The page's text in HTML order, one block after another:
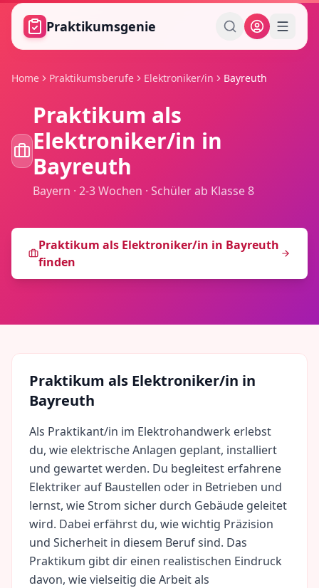
Zum Hauptinhalt springen
Praktikumsgenie
Home Praktikumsberufe Elektroniker/in Bayreuth
Praktikum als
Elektroniker/in in
Bayreuth
Bayern ·2-3 Wochen ·Schüler ab Klasse 8
Praktikum als Elektroniker/in in Bayreuth
finden
Praktikum als Elektroniker/in in
Bayreuth
Als Praktikant/in im Elektrohandwerk erlebst
du, wie elektrische Anlagen geplant, installiert
und gewartet werden. Du begleitest erfahrene
Elektriker auf Baustellen oder in Betrieben und
lernst, wie Strom sicher durch Gebäude geleitet
wird. Dabei erfährst du, wie wichtig Präzision
und Sicherheit in diesem Beruf sind. Das
Praktikum gibt dir einen realistischen Eindruck
davon, wie vielseitig die Arbeit als